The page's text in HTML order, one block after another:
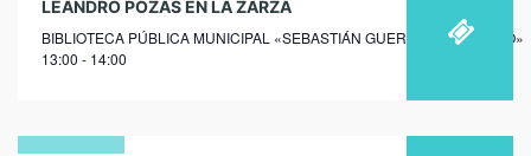
LEANDRO POZAS EN LA ZARZA
BIBLIOTECA PÚBLICA MUNICIPAL «SEBASTIÁN GUERRERO MORENO»
13:00 - 14:00